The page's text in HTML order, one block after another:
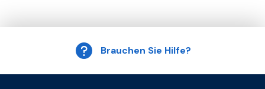
Brauchen Sie Hilfe?